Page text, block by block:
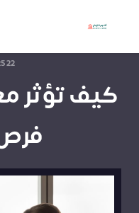
22 FEBRUARY, 2025
كيف تؤثر